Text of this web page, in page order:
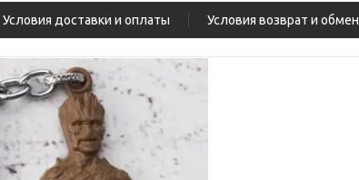
Условия доставки и оплаты Условия возврат и обмен